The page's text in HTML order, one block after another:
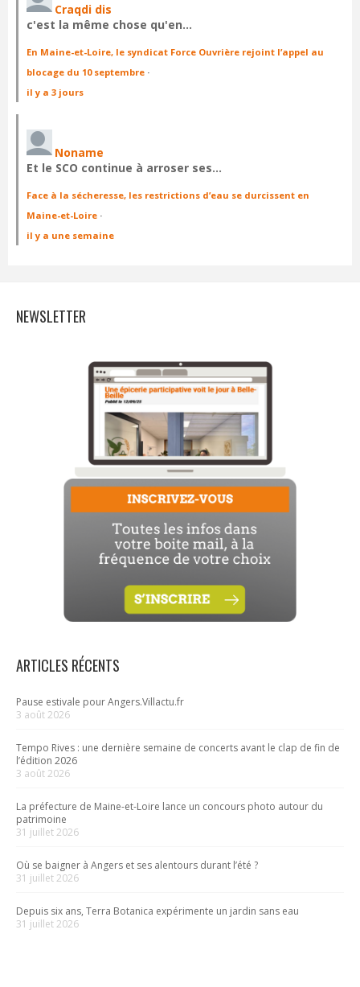
Craqdi dis
c'est la même chose qu'en…
En Maine-et-Loire, le syndicat Force Ouvrière rejoint l’appel au
blocage du 10 septembre ·
il y a 3 jours
Noname
Et le SCO continue à arroser ses…
Face à la sécheresse, les restrictions d’eau se durcissent en
Maine-et-Loire ·
il y a une semaine
NEWSLETTER
ARTICLES RÉCENTS
Pause estivale pour Angers.Villactu.fr
3 août 2026
Tempo Rives : une dernière semaine de concerts avant le clap de fin de
l’édition 2026
3 août 2026
La préfecture de Maine-et-Loire lance un concours photo autour du
patrimoine
31 juillet 2026
Où se baigner à Angers et ses alentours durant l’été ?
31 juillet 2026
Depuis six ans, Terra Botanica expérimente un jardin sans eau
31 juillet 2026